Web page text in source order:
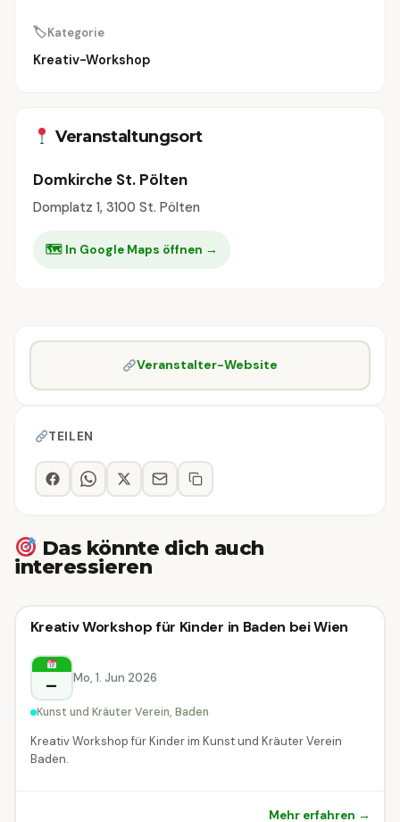
🏷Kategorie
Kreativ-Workshop
Veranstaltungsort
Domkirche St. Pölten
Domplatz 1, 3100 St. Pölten
🗺 In Google Maps öffnen →
Veranstalter-Website
TEILEN
Das könnte dich auch
interessieren
Kreativ-Workshop
Baden
Kreativ-Workshop
Kreativ Workshop für Kinder in Baden bei Wien
– Mo, 1. Jun 2026
Kunst und Kräuter Verein, Baden
Kreativ Workshop für Kinder im Kunst und Kräuter Verein
Baden.
Mehr erfahren →